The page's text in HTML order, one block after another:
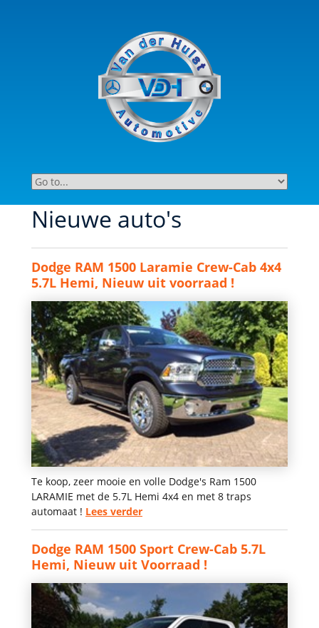
Nieuwe auto's
Dodge RAM 1500 Laramie Crew-Cab 4x4
5.7L Hemi, Nieuw uit voorraad !
Te koop, zeer mooie en volle Dodge's Ram 1500
LARAMIE met de 5.7L Hemi 4x4 en met 8 traps
automaat ! Lees verder
Dodge RAM 1500 Sport Crew-Cab 5.7L
Hemi, Nieuw uit Voorraad !